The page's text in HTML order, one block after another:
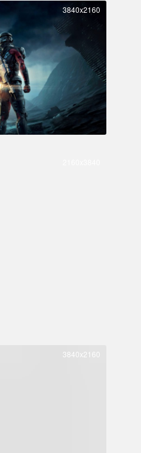
3840x2160
3840x2160